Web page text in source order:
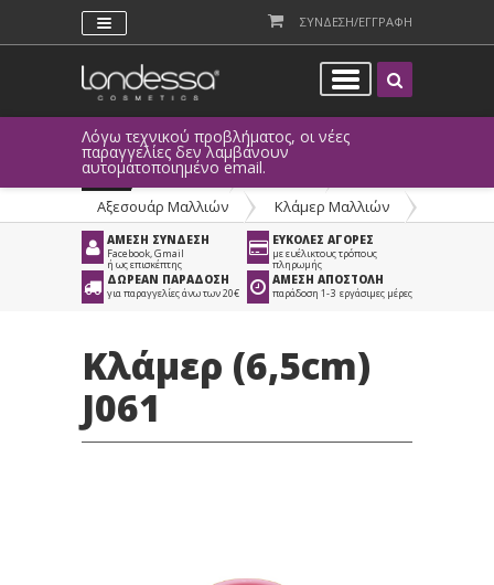
ΣΥΝΔΕΣΗ/ΕΓΓΡΑΦΗ
Λόγω τεχνικού προβλήματος, οι νέες
παραγγελίες δεν λαμβάνουν
αυτοματοποιημένο email.
Προϊόντα > Μαλλιά
Αξεσουάρ Μαλλιών
> Κλάμερ Μαλλιών
ΑΜΕΣΗ ΣΥΝΔΕΣΗ
Facebook, Gmail
ή ως επισκέπτης
ΕΥΚΟΛΕΣ ΑΓΟΡΕΣ
με ευέλικτους τρόπους
πληρωμής
ΔΩΡΕΑΝ ΠΑΡΑΔΟΣΗ
για παραγγελίες άνω των 20€
ΑΜΕΣΗ ΑΠΟΣΤΟΛΗ
παράδοση 1-3 εργάσιμες μέρες
Κλάμερ (6,5cm)
J061